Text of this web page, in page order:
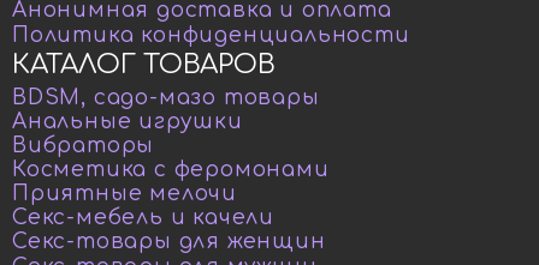
КАТАЛОГ ТОВАРОВ
BDSM, садо-мазо товары
Анальные игрушки
Вибраторы
Косметика с феромонами
Приятные мелочи
Секс-мебель и качели
Секс-товары для женщин
Анонимная доставка и оплата
Политика конфиденциальности